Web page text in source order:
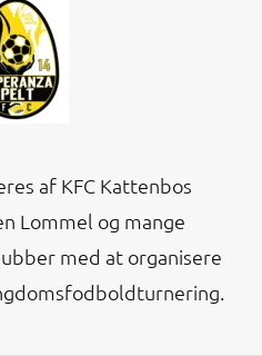
af KFC Kattenbos
Lommel og mange
med at organisere